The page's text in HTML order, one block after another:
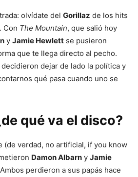
olvídate del Gorillaz de los hits
Con The Mountain, que salió hoy
y Jamie Hewlett se pusieron
que te llega directo al pecho.
dejar de lado la política y
qué pasa cuando uno se
qué va el disco?
(de verdad, no artificial, if you know
Damon Albarn y Jamie
perdieron a sus papás hace